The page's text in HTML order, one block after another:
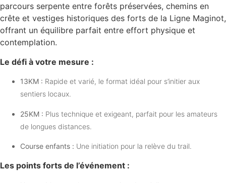
parcours serpente entre forêts préservées, chemins en
crête et vestiges historiques des forts de la Ligne Maginot,
offrant un équilibre parfait entre effort physique et
contemplation.
Le défi à votre mesure :
13KM : Rapide et varié, le format idéal pour s’initier aux
sentiers locaux.
25KM : Plus technique et exigeant, parfait pour les amateurs
de longues distances.
Course enfants : Une initiation pour la relève du trail.
Les points forts de l’événement :